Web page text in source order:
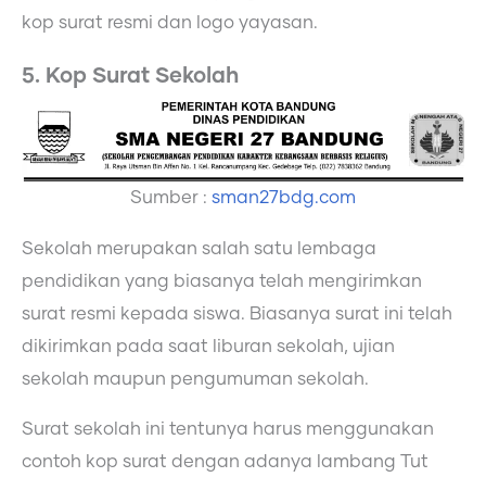
kop surat resmi dan logo yayasan.
5. Kop Surat Sekolah
Sumber : sman27bdg.com
Sekolah merupakan salah satu lembaga
pendidikan yang biasanya telah mengirimkan
surat resmi kepada siswa. Biasanya surat ini telah
dikirimkan pada saat liburan sekolah, ujian
sekolah maupun pengumuman sekolah.
Surat sekolah ini tentunya harus menggunakan
contoh kop surat dengan adanya lambang Tut